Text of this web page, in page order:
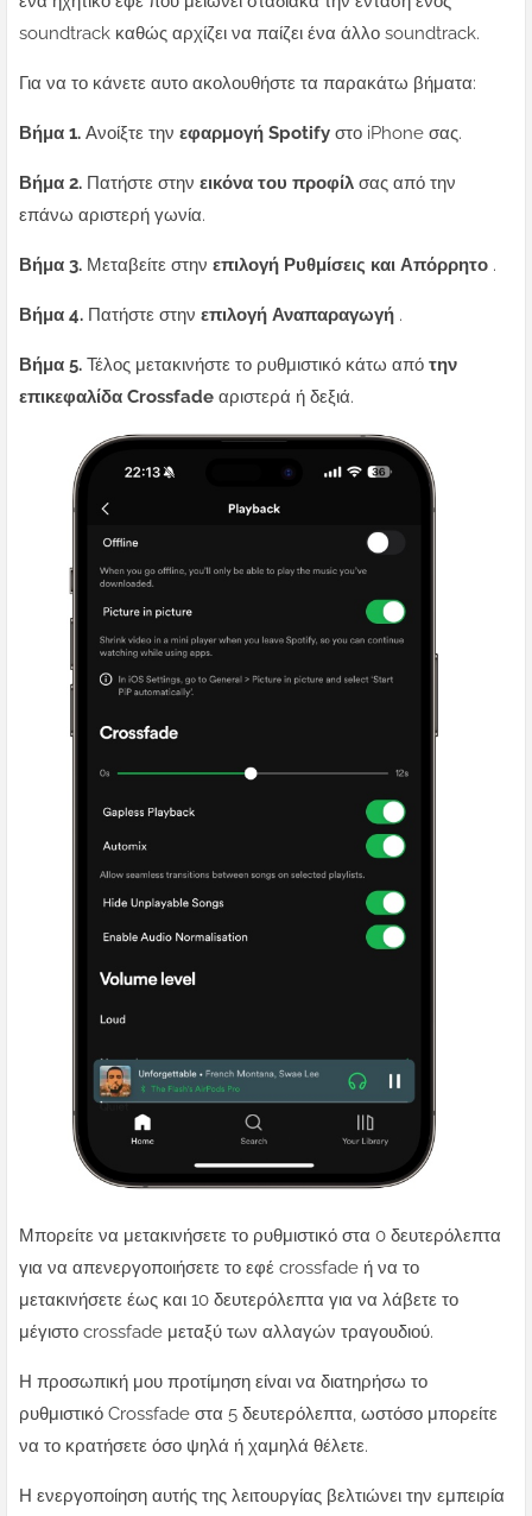
soundtrack καθώς αρχίζει να παίζει ένα άλλο soundtrack.
Για να το κάνετε αυτο ακολουθήστε τα παρακάτω βήματα:
Βήμα 1. Ανοίξτε την εφαρμογή Spotify στο iPhone σας.
Βήμα 2. Πατήστε στην εικόνα του προφίλ σας από την
επάνω αριστερή γωνία.
Βήμα 3. Μεταβείτε στην επιλογή Ρυθμίσεις και Απόρρητο .
Βήμα 4. Πατήστε στην επιλογή Αναπαραγωγή .
Βήμα 5. Τέλος μετακινήστε το ρυθμιστικό κάτω από την
επικεφαλίδα Crossfade αριστερά ή δεξιά.
Μπορείτε να μετακινήσετε το ρυθμιστικό στα 0 δευτερόλεπτα
για να απενεργοποιήσετε το εφέ crossfade ή να το
μετακινήσετε έως και 10 δευτερόλεπτα για να λάβετε το
μέγιστο crossfade μεταξύ των αλλαγών τραγουδιού.
Η προσωπική μου προτίμηση είναι να διατηρήσω το
ρυθμιστικό Crossfade στα 5 δευτερόλεπτα, ωστόσο μπορείτε
να το κρατήσετε όσο ψηλά ή χαμηλά θέλετε.
Η ενεργοποίηση αυτής της λειτουργίας βελτιώνει την εμπειρία